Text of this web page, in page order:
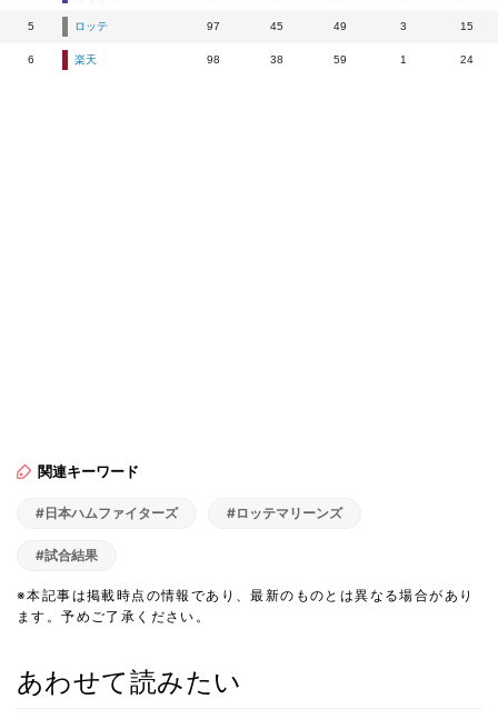
5 ロッテ 97 45 49 3 15
6 楽天 98 38 59 1 24
関連キーワード
#日本ハムファイターズ #ロッテマリーンズ
#試合結果
※本記事は掲載時点の情報であり、最新のものとは異なる場合があり
ます。予めご了承ください。
あわせて読みたい